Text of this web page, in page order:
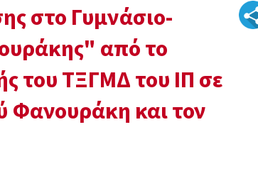
στο Γυμνάσιο-
από το
του ΤΞΓΜΔ του ΙΠ σε
Φανουράκη και τον